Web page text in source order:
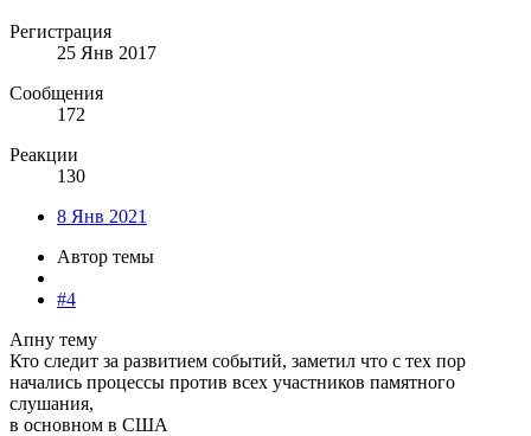
Регистрация
25 Янв 2017
Сообщения
172
Реакции
130
8 Янв 2021
Автор темы
#4
Апну тему
Кто следит за развитием событий, заметил что с тех пор
начались процессы против всех участников памятного
слушания,
в основном в США